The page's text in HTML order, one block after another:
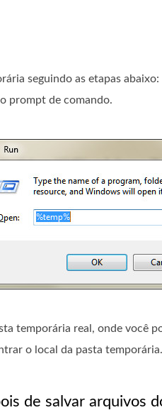
seguindo as etapas abaixo:
prompt de comando.
temporária real, onde você
o local da pasta temporária.
de salvar arquivos